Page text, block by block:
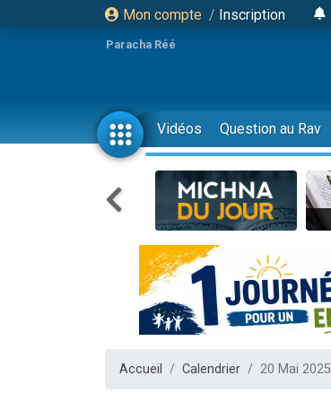
Mon compte / Inscription
Paracha Réé
Vidéos Question au Rav
Accueil Calendrier 20 Mai 2025